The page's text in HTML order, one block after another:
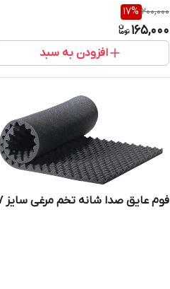
200,000
17%
165,000
افزودن به سبد
فوم عایق صدا شانه تخم مرغی سایز ۷